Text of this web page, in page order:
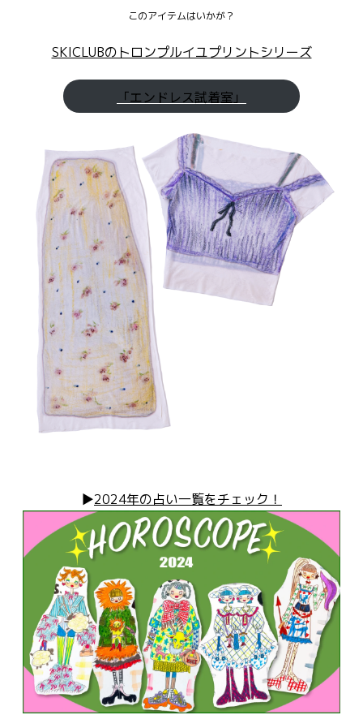
このアイテムはいかが？
SKICLUBのトロンプルイユプリントシリーズ
「エンドレス試着室」
▶︎2024年の占い一覧をチェック！